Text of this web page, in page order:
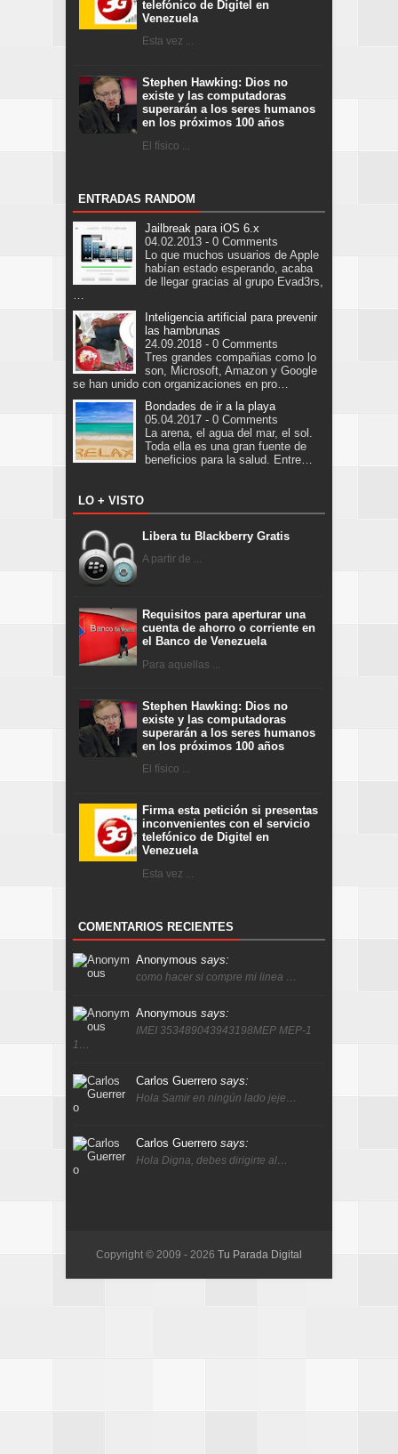
telefónico de Digitel en
Venezuela
Esta vez ...
Stephen Hawking: Dios no
existe y las computadoras
superarán a los seres humanos
en los próximos 100 años
El físico ...
ENTRADAS RANDOM
Jailbreak para iOS 6.x
04.02.2013 - 0 Comments
Lo que muchos usuarios de Apple
habían estado esperando, acaba
de llegar gracias al grupo Evad3rs,
…
Inteligencia artificial para prevenir
las hambrunas
24.09.2018 - 0 Comments
Tres grandes compañias como lo
son, Microsoft, Amazon y Google
se han unido con organizaciones en pro…
Bondades de ir a la playa
05.04.2017 - 0 Comments
La arena, el agua del mar, el sol.
Toda ella es una gran fuente de
beneficios para la salud. Entre…
LO + VISTO
Libera tu Blackberry Gratis
A partir de ...
Requisitos para aperturar una
cuenta de ahorro o corriente en
el Banco de Venezuela
Para aquellas ...
Stephen Hawking: Dios no
existe y las computadoras
superarán a los seres humanos
en los próximos 100 años
El físico ...
Firma esta petición si presentas
inconvenientes con el servicio
telefónico de Digitel en
Venezuela
Esta vez ...
COMENTARIOS RECIENTES
Anonymous says:
como hacer si compre mi linea …
Anonymous says:
IMEI 353489043943198MEP MEP-1
1…
Carlos Guerrero says:
Hola Samir en ningún lado jeje…
Carlos Guerrero says:
Hola Digna, debes dirigirte al…
Copyright © 2009 - 2026 Tu Parada Digital